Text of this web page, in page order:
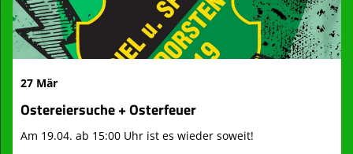
27 Mär
Ostereiersuche + Osterfeuer
Am 19.04. ab 15:00 Uhr ist es wieder soweit!